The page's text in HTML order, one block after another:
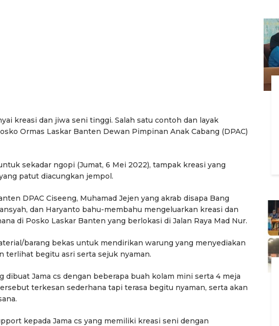
kreasi dan jiwa seni tinggi. Salah satu contoh dan layak
Ormas Laskar Banten Dewan Pimpinan Anak Cabang (DPAC)
sekadar ngopi (Jumat, 6 Mei 2022), tampak kreasi yang
patut diacungkan jempol.
DPAC Ciseeng, Muhamad Jejen yang akrab disapa Bang
dan Haryanto bahu-membahu mengeluarkan kreasi dan
di Posko Laskar Banten yang berlokasi di Jalan Raya Mad Nur.
barang bekas untuk mendirikan warung yang menyediakan
terlihat begitu asri serta sejuk nyaman.
dibuat Jama cs dengan beberapa buah kolam mini serta 4 meja
terkesan sederhana tapi terasa begitu nyaman, serta akan
kepada Jama cs yang memiliki kreasi seni dengan